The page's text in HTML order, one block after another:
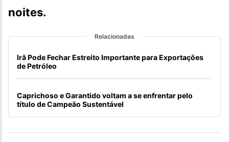
noites.
Relacionadas
Irã Pode Fechar Estreito Importante para Exportações
de Petróleo
Caprichoso e Garantido voltam a se enfrentar pelo
título de Campeão Sustentável